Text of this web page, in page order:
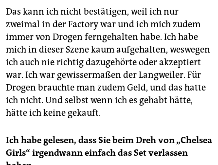
Das kann ich nicht bestätigen, weil ich nur
zweimal in der Factory war und ich mich zudem
immer von Drogen ferngehalten habe. Ich habe
mich in dieser Szene kaum aufgehalten, weswegen
ich auch nie richtig dazugehörte oder akzeptiert
war. Ich war gewissermaßen der Langweiler. Für
Drogen brauchte man zudem Geld, und das hatte
ich nicht. Und selbst wenn ich es gehabt hätte,
hätte ich keine gekauft.
Ich habe gelesen, dass Sie beim Dreh von „Chelsea
Girls“ irgendwann einfach das Set verlassen